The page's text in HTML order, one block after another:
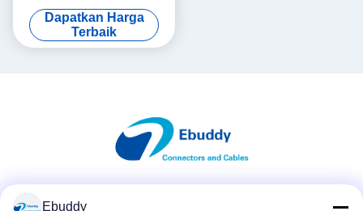
Kompatibel 2K 6 + 1 Pin
Konektor Pria Dan Wanita
Dapatkan Harga
Terbaik
Ebuddy